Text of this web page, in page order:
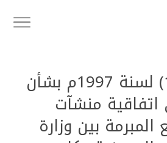
قانون رقم (17) لسنة 1997م بشأن
منشآت
بين وزارة